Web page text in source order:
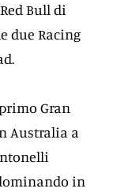
Bull di
due Racing
Gran
Australia a
in